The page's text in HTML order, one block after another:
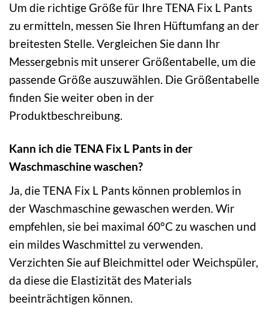
Um die richtige Größe für Ihre TENA Fix L Pants
zu ermitteln, messen Sie Ihren Hüftumfang an der
breitesten Stelle. Vergleichen Sie dann Ihr
Messergebnis mit unserer Größentabelle, um die
passende Größe auszuwählen. Die Größentabelle
finden Sie weiter oben in der
Produktbeschreibung.
Kann ich die TENA Fix L Pants in der
Waschmaschine waschen?
Ja, die TENA Fix L Pants können problemlos in
der Waschmaschine gewaschen werden. Wir
empfehlen, sie bei maximal 60°C zu waschen und
ein mildes Waschmittel zu verwenden.
Verzichten Sie auf Bleichmittel oder Weichspüler,
da diese die Elastizität des Materials
beeinträchtigen können.